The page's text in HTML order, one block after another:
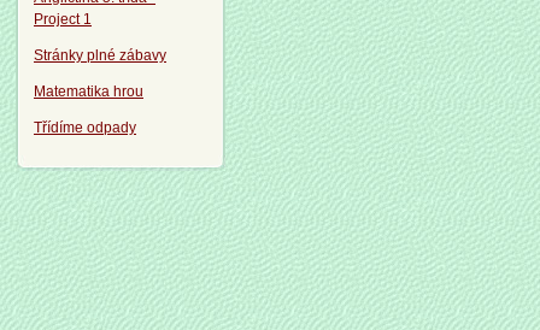
Project 1
Stránky plné zábavy
Matematika hrou
Třídíme odpady